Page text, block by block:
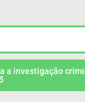
a investigação